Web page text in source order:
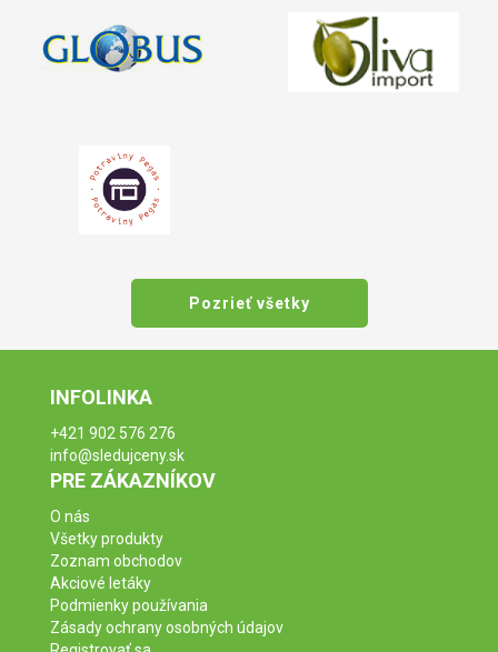
Pozrieť všetky
INFOLINKA
+421 902 576 276
info@sledujceny.sk
PRE ZÁKAZNÍKOV
O nás
Všetky produkty
Zoznam obchodov
Akciové letáky
Podmienky používania
Zásady ochrany osobných údajov